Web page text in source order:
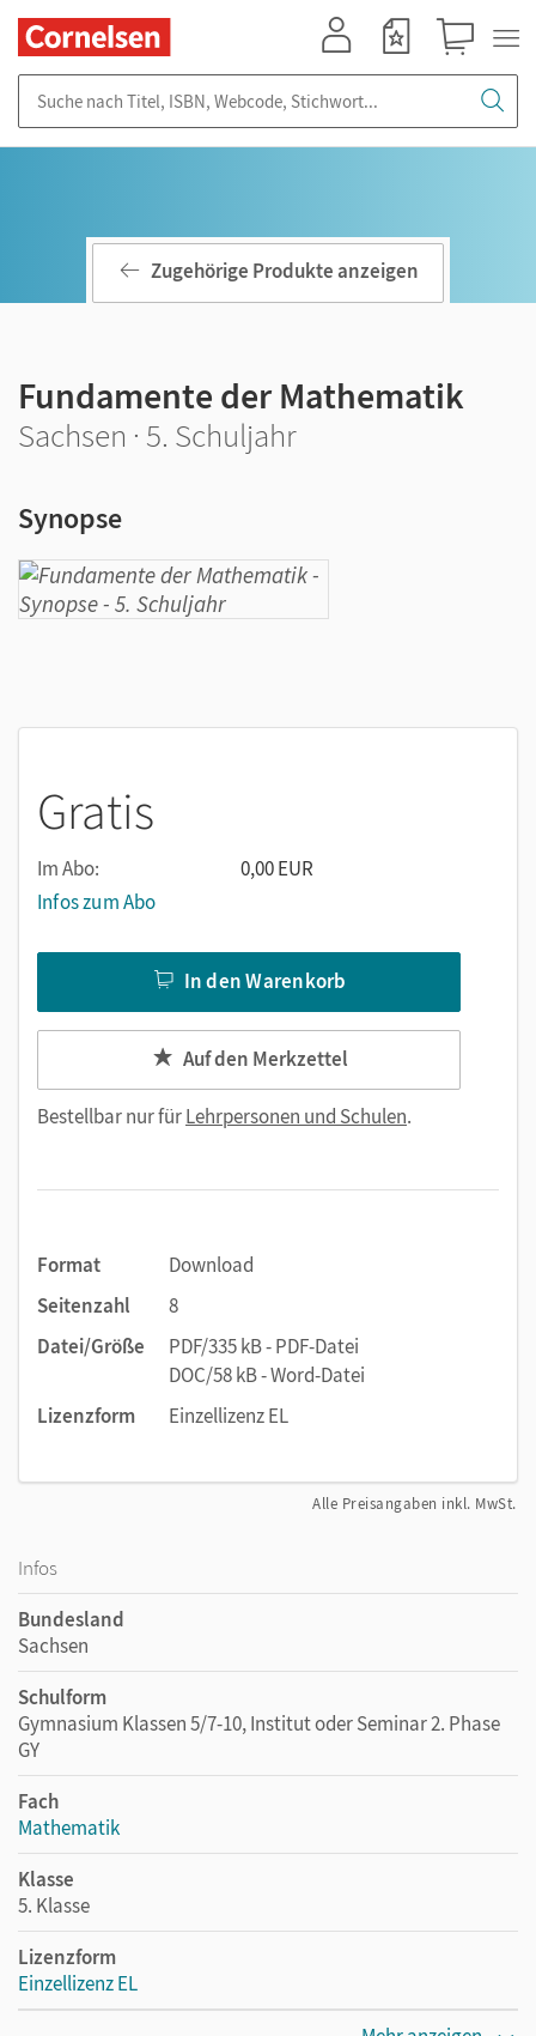
Zugehörige Produkte anzeigen
Fundamente der Mathematik
Sachsen · 5. Schuljahr
Synopse
Gratis
Im Abo:
0,00 EUR
Infos zum Abo
In den Warenkorb
Auf den Merkzettel
Bestellbar nur fürLehrpersonen und Schulen.
Format
Download
Seitenzahl
8
Datei/Größe
PDF/335 kB - PDF-Datei
DOC/58 kB - Word-Datei
Lizenzform
Einzellizenz EL
Alle Preisangaben inkl. MwSt.
Infos
Bundesland
Sachsen
Schulform
Gymnasium Klassen 5/7-10, Institut oder Seminar 2. Phase
GY
Fach
Mathematik
Klasse
5. Klasse
Lizenzform
Einzellizenz EL